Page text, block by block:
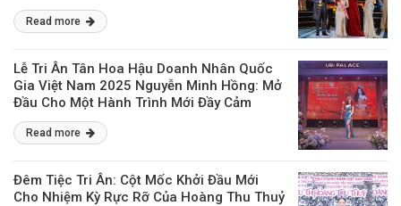
Read more
Lễ Tri Ân Tân Hoa Hậu Doanh Nhân Quốc
Gia Việt Nam 2025 Nguyễn Minh Hồng: Mở
Đầu Cho Một Hành Trình Mới Đầy Cảm
Hứng
Read more
Đêm Tiệc Tri Ân: Cột Mốc Khởi Đầu Mới
Cho Nhiệm Kỳ Rực Rỡ Của Hoàng Thu Thuỷ